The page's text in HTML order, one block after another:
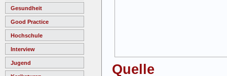
Gesundheit
Good Practice
Hochschule
Interview
Jugend Quelle